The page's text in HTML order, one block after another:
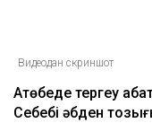
Видеодан скриншот
Ақтөбеде тергеу
Себебі әбден